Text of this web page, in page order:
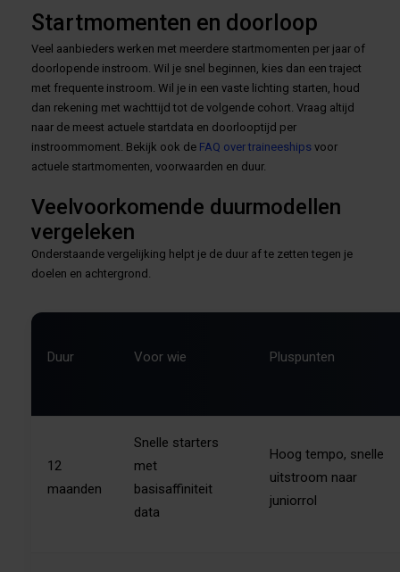
Startmomenten en doorloop
Veel aanbieders werken met meerdere startmomenten per jaar of
doorlopende instroom. Wil je snel beginnen, kies dan een traject
met frequente instroom. Wil je in een vaste lichting starten, houd
dan rekening met wachttijd tot de volgende cohort. Vraag altijd
naar de meest actuele startdata en doorlooptijd per
instroommoment. Bekijk ook de FAQ over traineeships voor
actuele startmomenten, voorwaarden en duur.
Veelvoorkomende duurmodellen
vergeleken
Onderstaande vergelijking helpt je de duur af te zetten tegen je
doelen en achtergrond.
Duur Voor wie Pluspunten
12
maanden
Snelle starters
met
basisaffiniteit
data
Hoog tempo, snelle
uitstroom naar
juniorrol